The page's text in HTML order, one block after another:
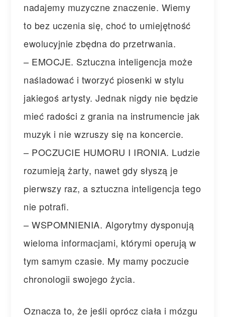
nadajemy muzyczne znaczenie. Wiemy
to bez uczenia się, choć to umiejętność
ewolucyjnie zbędna do przetrwania.
– EMOCJE. Sztuczna inteligencja może
naśladować i tworzyć piosenki w stylu
jakiegoś artysty. Jednak nigdy nie będzie
mieć radości z grania na instrumencie jak
muzyk i nie wzruszy się na koncercie.
– POCZUCIE HUMORU I IRONIA. Ludzie
rozumieją żarty, nawet gdy słyszą je
pierwszy raz, a sztuczna inteligencja tego
nie potrafi.
– WSPOMNIENIA. Algorytmy dysponują
wieloma informacjami, którymi operują w
tym samym czasie. My mamy poczucie
chronologii swojego życia.
Oznacza to, że jeśli oprócz ciała i mózgu